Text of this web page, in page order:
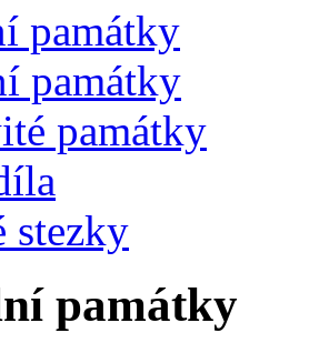
památky
památky
památky
stezky
památky